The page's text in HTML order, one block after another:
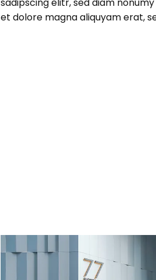
et dolore magna aliquyam erat,